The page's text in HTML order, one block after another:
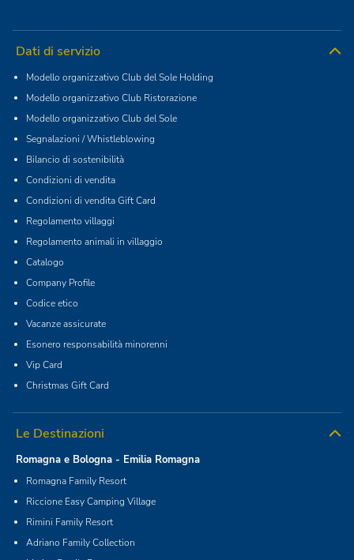
Dati di servizio
Modello organizzativo Club del Sole Holding
Modello organizzativo Club Ristorazione
Modello organizzativo Club del Sole
Segnalazioni / Whistleblowing
Bilancio di sostenibilità
Condizioni di vendita
Condizioni di vendita Gift Card
Regolamento villaggi
Regolamento animali in villaggio
Catalogo
Company Profile
Codice etico
Vacanze assicurate
Esonero responsabilità minorenni
Vip Card
Christmas Gift Card
Le Destinazioni
Romagna e Bologna - Emilia Romagna
Romagna Family Resort
Riccione Easy Camping Village
Rimini Family Resort
Adriano Family Collection